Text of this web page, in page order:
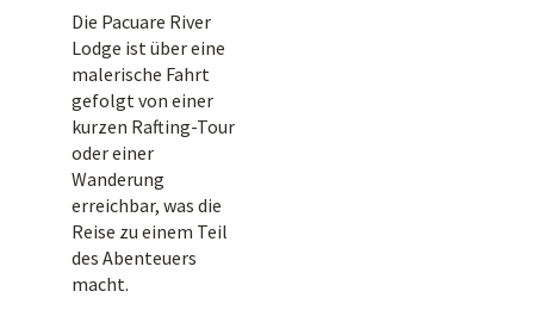
Die Pacuare River
Lodge ist über eine
malerische Fahrt
gefolgt von einer
kurzen Rafting-Tour
oder einer
Wanderung
erreichbar, was die
Reise zu einem Teil
des Abenteuers
macht.